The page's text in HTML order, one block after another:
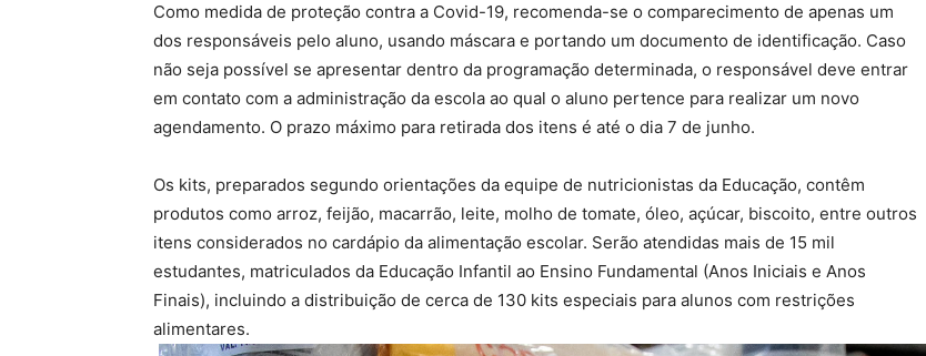
Como medida de proteção contra a Covid-19, recomenda-se o comparecimento de apenas um
dos responsáveis pelo aluno, usando máscara e portando um documento de identificação. Caso
não seja possível se apresentar dentro da programação determinada, o responsável deve entrar
em contato com a administração da escola ao qual o aluno pertence para realizar um novo
agendamento. O prazo máximo para retirada dos itens é até o dia 7 de junho.
Os kits, preparados segundo orientações da equipe de nutricionistas da Educação, contêm
produtos como arroz, feijão, macarrão, leite, molho de tomate, óleo, açúcar, biscoito, entre outros
itens considerados no cardápio da alimentação escolar. Serão atendidas mais de 15 mil
estudantes, matriculados da Educação Infantil ao Ensino Fundamental (Anos Iniciais e Anos
Finais), incluindo a distribuição de cerca de 130 kits especiais para alunos com restrições
alimentares.